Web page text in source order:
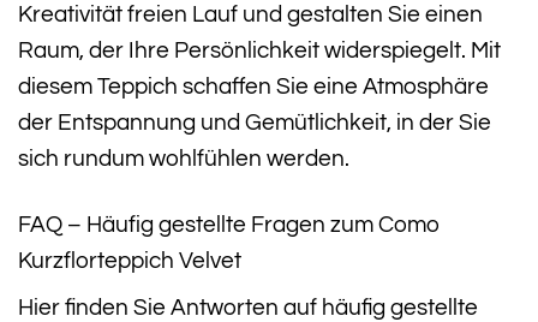
Kreativität freien Lauf und gestalten Sie einen
Raum, der Ihre Persönlichkeit widerspiegelt. Mit
diesem Teppich schaffen Sie eine Atmosphäre
der Entspannung und Gemütlichkeit, in der Sie
sich rundum wohlfühlen werden.
FAQ – Häufig gestellte Fragen zum Como
Kurzflorteppich Velvet
Hier finden Sie Antworten auf häufig gestellte